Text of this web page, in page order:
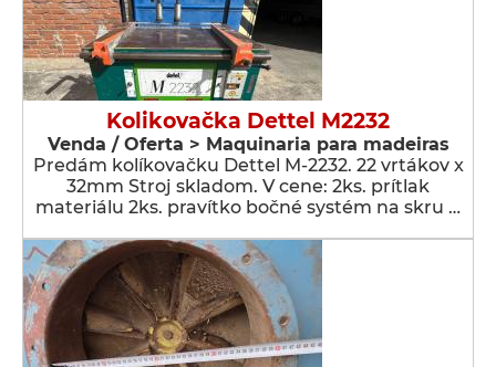
Kolikovačka Dettel M2232
Venda / Oferta > Maquinaria para madeiras
Predám kolíkovačku Dettel M-2232. 22 vrtákov x
32mm Stroj skladom. V cene: 2ks. prítlak
materiálu 2ks. pravítko bočné systém na skru …